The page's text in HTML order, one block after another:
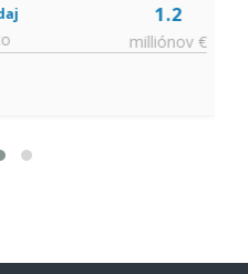
1.2
milliónov €